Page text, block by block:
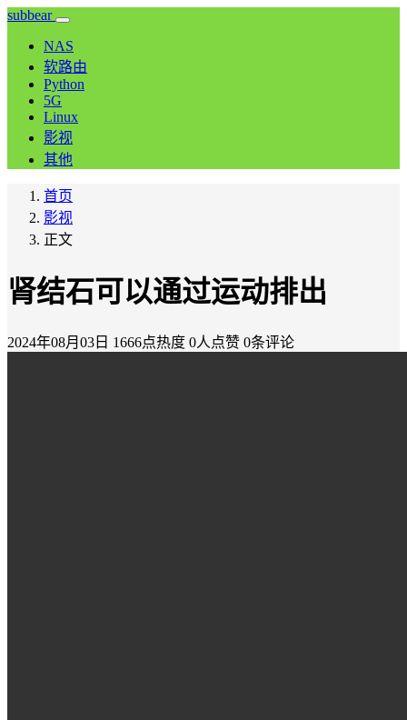
subbear
NAS
软路由
Python
5G
Linux
影视
其他
首页
影视
正文
肾结石可以通过运动排出
2024年08月03日 1666点热度 0人点赞 0条评论